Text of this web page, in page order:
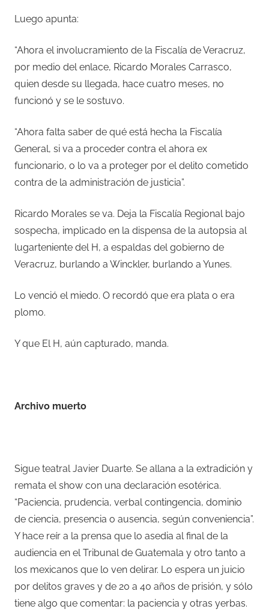
Luego apunta:
“Ahora el involucramiento de la Fiscalía de Veracruz,
por medio del enlace, Ricardo Morales Carrasco,
quien desde su llegada, hace cuatro meses, no
funcionó y se le sostuvo.
“Ahora falta saber de qué está hecha la Fiscalía
General, si va a proceder contra el ahora ex
funcionario, o lo va a proteger por el delito cometido
contra de la administración de justicia”.
Ricardo Morales se va. Deja la Fiscalía Regional bajo
sospecha, implicado en la dispensa de la autopsia al
lugarteniente del H, a espaldas del gobierno de
Veracruz, burlando a Winckler, burlando a Yunes.
Lo venció el miedo. O recordó que era plata o era
plomo.
Y que El H, aún capturado, manda.
Archivo muerto
Sigue teatral Javier Duarte. Se allana a la extradición y
remata el show con una declaración esotérica.
“Paciencia, prudencia, verbal contingencia, dominio
de ciencia, presencia o ausencia, según conveniencia”.
Y hace reír a la prensa que lo asedia al final de la
audiencia en el Tribunal de Guatemala y otro tanto a
los mexicanos que lo ven delirar. Lo espera un juicio
por delitos graves y de 20 a 40 años de prisión, y sólo
tiene algo que comentar: la paciencia y otras yerbas.